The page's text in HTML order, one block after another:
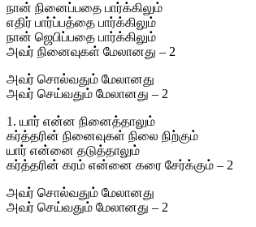
நான் நினைப்பதை பார்க்கிலும்
எதிர் பார்ப்பத்தை பார்க்கிலும்
நான் ஜெபிப்பதை பார்க்கிலும்
அவர் நினைவுகள் மேலானது – 2
அவர் சொல்வதும் மேலானது
அவர் செய்வதும் மேலானது – 2
1. யார் என்ன நினைத்தாலும்
கர்த்தரின் நினைவுகள் நிலை நிற்கும்
யார் என்னை தடுத்தாலும்
கர்த்தரின் கரம் என்னை கரை சேர்க்கும் – 2
அவர் சொல்வதும் மேலானது
அவர் செய்வதும் மேலானது – 2